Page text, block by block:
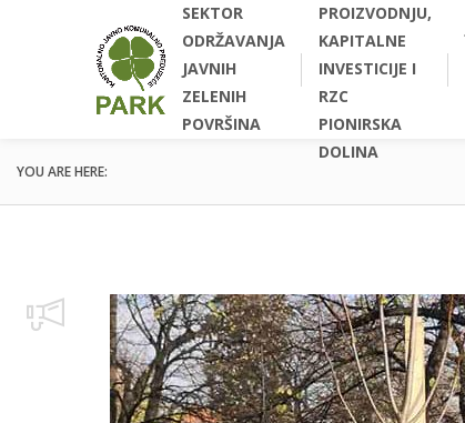
SEKTOR
ODRŽAVANJA
JAVNIH
ZELENIH
POVRŠINA
PROIZVODNJU,
KAPITALNE
INVESTICIJE I
RZC
PIONIRSKA
DOLINA
YOU ARE HERE: